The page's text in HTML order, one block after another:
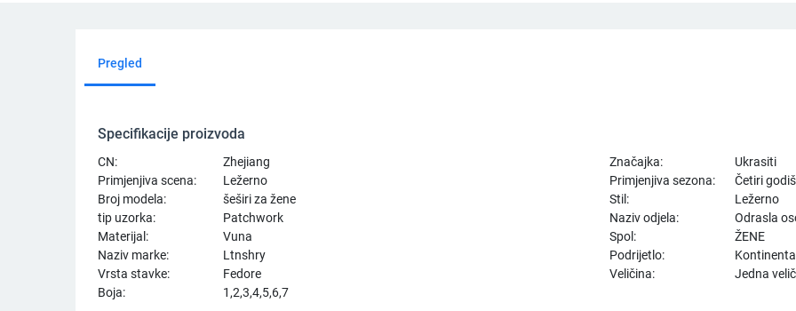
Pregled
Specifikacije proizvoda
CN: Zhejiang Značajka:
Ukrasiti
Primjenjiva scena:
Ležerno Primjenjiva sezona:
Četiri
Broj modela:
šeširi za žene Stil:
Ležerno
tip uzorka:
Patchwork Naziv odjela:
Odrasla
Materijal:
Vuna Spol:
ŽENE
Naziv marke:
Ltnshry Podrijetlo:
Vrsta stavke:
Fedore Veličina:
Jedna
Boja:
1,2,3,4,5,6,7